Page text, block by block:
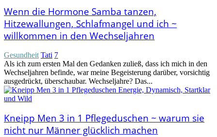
Wenn die Hormone Samba tanzen,
Hitzewallungen, Schlafmangel und ich ~
willkommen in den Wechseljahren
Gesundheit Tati 7
Als ich zum ersten Mal den Gedanken zuließ, dass ich mich in den
Wechseljahren befinde, war meine Begeisterung darüber, vorsichtig
ausgedrückt, überschaubar. Wechseljahre? Das...
Kneipp Men 3 in 1 Pflegeduschen ~ warum sie
nicht nur Männer glücklich machen